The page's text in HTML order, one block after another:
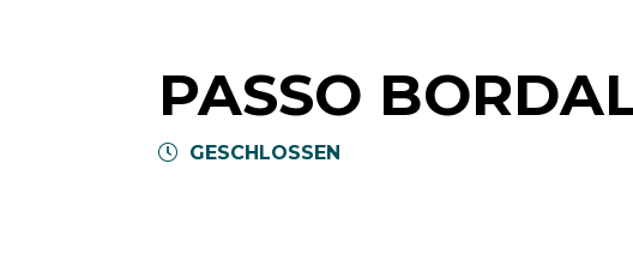
PASSO
GESCHLOSSEN